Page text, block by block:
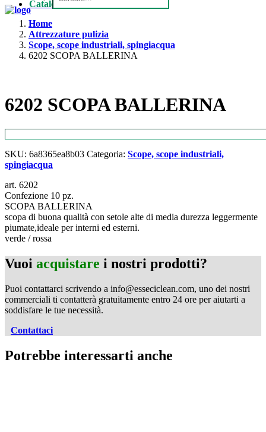
Catalogo
Home
Attrezzature pulizia
Scope, scope industriali, spingiacqua
6202 SCOPA BALLERINA
6202 SCOPA BALLERINA
SKU: 6a8365ea8b03 Categoria: Scope, scope industriali,
spingiacqua
art. 6202
Confezione 10 pz.
SCOPA BALLERINA
scopa di buona qualità con setole alte di media durezza leggermente
piumate,ideale per interni ed esterni.
verde / rossa
Vuoi acquistare i nostri prodotti?
Puoi contattarci scrivendo a info@esseciclean.com, uno dei nostri
commerciali ti contatterà gratuitamente entro 24 ore per aiutarti a
soddisfare le tue necessità.
Contattaci
Potrebbe interessarti anche